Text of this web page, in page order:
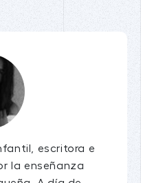
escritora e
la enseñanza